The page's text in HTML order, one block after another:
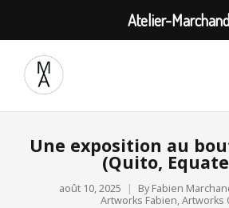
Une exposition au
(Quito,
août 10, 2025 By Fabien
Artworks Fabien,Artworks
Atelier-Marchand